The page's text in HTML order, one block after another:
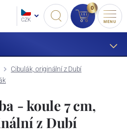
CZK
0
MENU
Cibulák, originální z Dubí
- koule 7 cm,
z Dubí